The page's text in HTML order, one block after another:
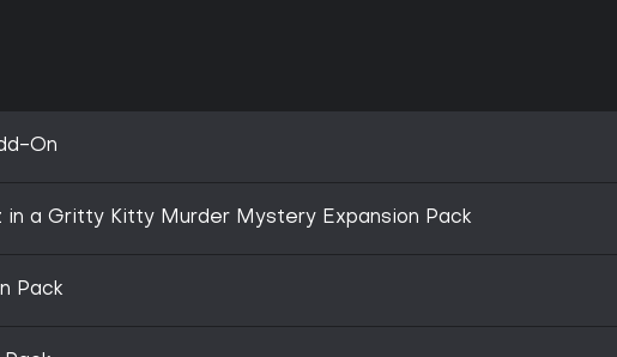
On
a Gritty Kitty Murder Mystery Expansion Pack
Pack